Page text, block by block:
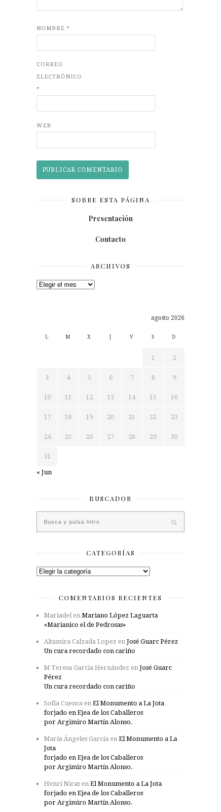
NOMBRE *
CORREO
ELECTRÓNICO
*
WEB
SOBRE ESTA PÁGINA
Presentación
Contacto
ARCHIVOS
Archivos
agosto 2026
L M X J V S D
1 2
3 4 5 6 7 8 9
10 11 12 13 14 15 16
17 18 19 20 21 22 23
24 25 26 27 28 29 30
31
« Jun
BUSCADOR
CATEGORÍAS
Categorías
COMENTARIOS RECIENTES
Mariadelen Mariano López Laguarta
«Marianico el de Pedrosas»
Altamira Calzada Lopez en José Guarc Pérez
Un cura recordado con cariño
M Teresa García Hernández en José Guarc
Pérez
Un cura recordado con cariño
Sofía Cuenca en El Monumento a La Jota
forjado en Ejea de los Caballeros
por Argimiro Martín Alonso.
María Ángeles García en El Monumento a La
Jota
forjado en Ejea de los Caballeros
por Argimiro Martín Alonso.
Henri Nicas en El Monumento a La Jota
forjado en Ejea de los Caballeros
por Argimiro Martín Alonso.